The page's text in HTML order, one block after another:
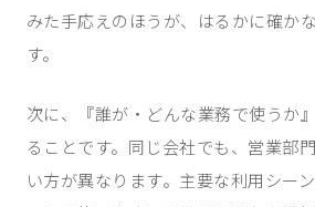
みた手応えのほうが、はるかに確か
す。
次に、『誰が・どんな業務で使うか
ることです。同じ会社でも、営業部
い方が異なります。主要な利用シー